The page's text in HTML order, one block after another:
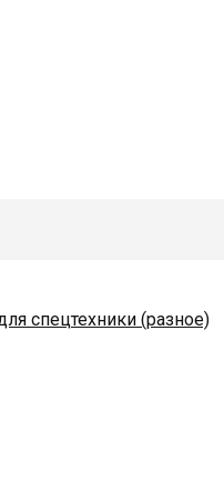
спецтехники (разное)